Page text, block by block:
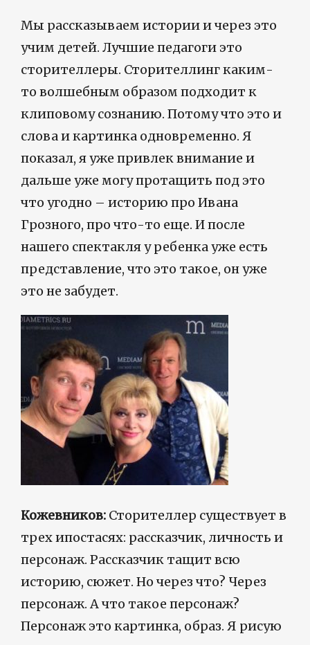
Мы рассказываем истории и через это
учим детей. Лучшие педагоги это
сторителлеры. Сторителлинг каким-
то волшебным образом подходит к
клиповому сознанию. Потому что это и
слова и картинка одновременно. Я
показал, я уже привлек внимание и
дальше уже могу протащить под это
что угодно – историю про Ивана
Грозного, про что-то еще. И после
нашего спектакля у ребенка уже есть
представление, что это такое, он уже
это не забудет.
Кожевников: Сторителлер существует в
трех ипостасях: рассказчик, личность и
персонаж. Рассказчик тащит всю
историю, сюжет. Но через что? Через
персонаж. А что такое персонаж?
Персонаж это картинка, образ. Я рисую